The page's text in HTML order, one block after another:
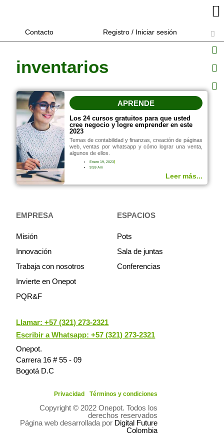
Contacto Registro / Iniciar sesión
inventarios
APRENDE
Los 24 cursos gratuitos para que usted
cree negocio y logre emprender en este
2023
Temas de contabilidad y finanzas, creación de páginas
web, ventas por whatsapp y cómo lograr una venta,
algunos de ellos.
Enero 19, 2023
9:59 Am
Leer más...
EMPRESA
Misión
Innovación
Trabaja con nosotros
Invierte en Onepot
PQR&F
ESPACIOS
Pots
Sala de juntas
Conferencias
Llamar:+57 (321) 273-2321
Escribir a Whatsapp: +57 (321) 273-2321
Onepot.
Carrera 16 # 55 - 09
Bogotá D.C
Privacidad Términos y condiciones
Copyright © 2022 Onepot. Todos los
derechos reservados
Página web desarrollada por Digital Future
Colombia